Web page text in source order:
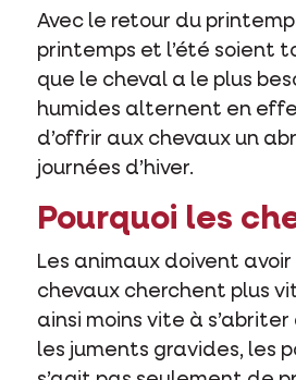
Avec le retour du
printemps et l’été soient
que le cheval a le plus
humides alternent en
d’offrir aux chevaux un
journées d’hiver.
Pourquoi les
Les animaux doivent
chevaux cherchent plus
ainsi moins vite à
les juments gravides, les